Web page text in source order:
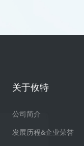
关于攸特
公司简介
发展历程&企业荣誉